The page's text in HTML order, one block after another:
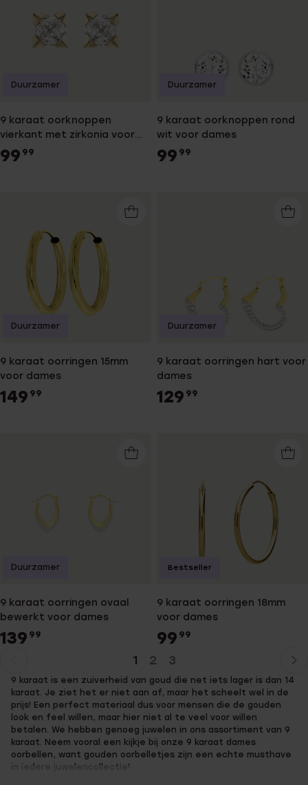
9 karaat oorknoppen
vierkant met zirkonia voor
dames
99 99
Duurzamer
9 karaat oorknoppen rond
wit voor dames
99 99
Duurzamer
9 karaat oorringen 15mm
voor dames
149 99
Duurzamer
9 karaat oorringen hart voor
dames
129 99
Duurzamer
9 karaat oorringen ovaal
bewerkt voor dames
139 99
Duurzamer
9 karaat oorringen 18mm
voor dames
99 99
Bestseller
pagina
1 2 3
naar
pagina
9 karaat is een zuiverheid van goud die net iets lager is dan 14
karaat. Je ziet het er niet aan af, maar het scheelt wel in de
prijs! Een perfect materiaal dus voor mensen die de gouden
look en feel willen, maar hier niet al te veel voor willen
betalen. We hebben genoeg juwelen in ons assortiment van 9
karaat. Neem vooral een kijkje bij onze 9 karaat dames
oorbellen, want gouden oorbelletjes zijn een echte musthave
in iedere juwelencollectie!